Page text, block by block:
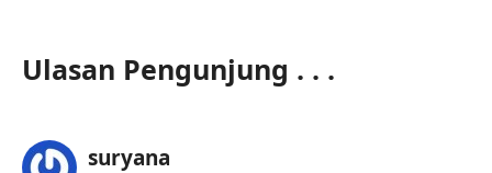
Ulasan Pengunjung . . .
suryana